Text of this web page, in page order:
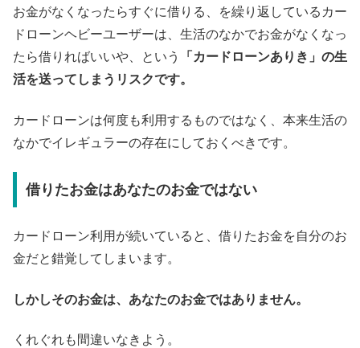
お金がなくなったらすぐに借りる、を繰り返しているカー
ドローンヘビーユーザーは、生活のなかでお金がなくなっ
たら借りればいいや、という
「カードローンありき」の生
活を送ってしまうリスクです。
カードローンは何度も利用するものではなく、本来生活の
なかでイレギュラーの存在にしておくべきです。
借りたお金はあなたのお金ではない
カードローン利用が続いていると、借りたお金を自分のお
金だと錯覚してしまいます。
しかしそのお金は、あなたのお金ではありません。
くれぐれも間違いなきよう。